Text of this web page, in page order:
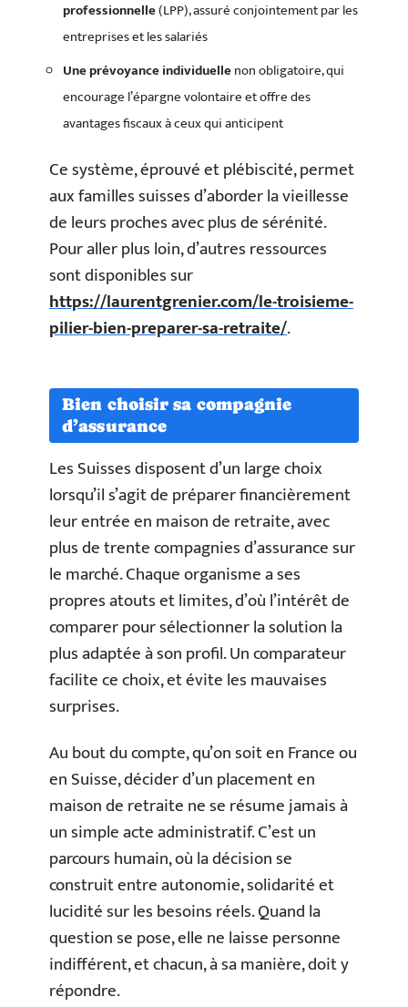
professionnelle(LPP), assuré conjointement par les
entreprises et les salariés
Une prévoyance individuellenon obligatoire, qui
encourage l’épargne volontaire et offre des
avantages fiscaux à ceux qui anticipent
Ce système, éprouvé et plébiscité, permet
aux familles suisses d’aborder la vieillesse
de leurs proches avec plus de sérénité.
Pour aller plus loin, d’autres ressources
sont disponibles sur
https://laurentgrenier.com/le-troisieme-
pilier-bien-preparer-sa-retraite/.
Bien choisir sa compagnie
d’assurance
Les Suisses disposent d’un large choix
lorsqu’il s’agit de préparer financièrement
leur entrée en maison de retraite, avec
plus de trente compagnies d’assurance sur
le marché. Chaque organisme a ses
propres atouts et limites, d’où l’intérêt de
comparer pour sélectionner la solution la
plus adaptée à son profil. Un comparateur
facilite ce choix, et évite les mauvaises
surprises.
Au bout du compte, qu’on soit en France ou
en Suisse, décider d’un placement en
maison de retraite ne se résume jamais à
un simple acte administratif. C’est un
parcours humain, où la décision se
construit entre autonomie, solidarité et
lucidité sur les besoins réels. Quand la
question se pose, elle ne laisse personne
indifférent, et chacun, à sa manière, doit y
répondre.